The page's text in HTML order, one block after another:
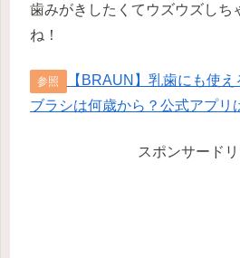
歯みがきしたくてウズウズしち
ね！
参照
【BRAUN】乳歯にも使
ブラシは何歳から？公式アプリ
スポンサード